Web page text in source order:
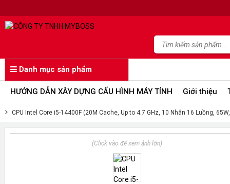
Danh mục sản phẩm
HƯỚNG DẪN XÂY DỰNG CẤU HÌNH MÁY TÍNH Giới thiệu
CPU Intel Core i5-14400F (20M Cache, Up to 4.7 GHz, 10 Nhân 16 Luồng,
(Click vào để xem ảnh lớn)